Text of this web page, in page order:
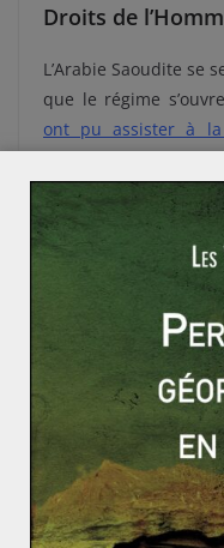
Droits de
L’Arabie Saoudite
que le régime
ont pu assister à la
confinées à un
promis que les
leur métier. Aux
quatre femmes
Cependant,
événements
l’image du
monarchie a
Jamal Khashoggi ,
le 2 octobre 2018
pays à Istanbul.
l’intervention
la pire crise